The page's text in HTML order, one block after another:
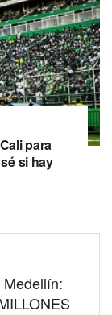
para
si hay